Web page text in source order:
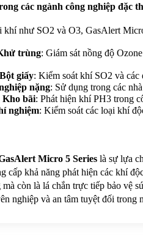
các ngành công nghiệp đặc
khí như SO2 và O3, GasAlert
trùng: Giám sát nồng độ
giấy: Kiểm soát khí SO2 và
nặng: Sử dụng trong các
Kho bãi: Phát hiện khí PH3 trong
nghiệm: Kiểm soát các loại khí
Micro 5 Series là sự lựa
cấp khả năng phát hiện các khí
còn là lá chắn trực tiếp bảo vệ
nghiệp và an tâm tuyệt đối